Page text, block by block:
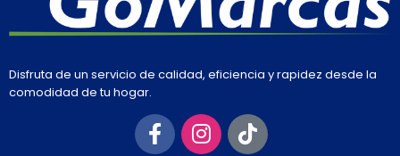
Disfruta de un servicio de calidad, eficiencia y rapidez desde la
comodidad de tu hogar.